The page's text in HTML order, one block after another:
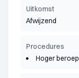
Uitkomst
Afwijzend
Procedures
Hoger beroep